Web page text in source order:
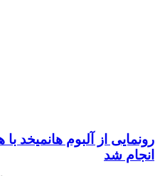
رونمایی از آلبوم هانمیخد
انجام شد